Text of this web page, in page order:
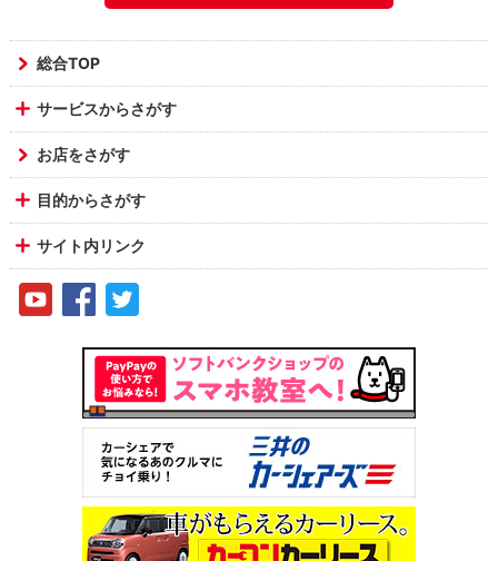
総合TOP
サービスからさがす
お店をさがす
目的からさがす
サイト内リンク